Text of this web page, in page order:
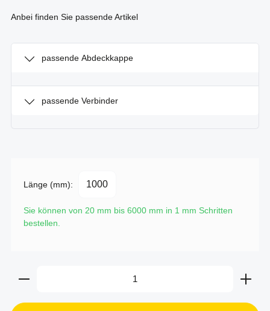
Anbei finden Sie passende Artikel
passende Abdeckkappe
passende Verbinder
Länge (mm):
Sie können von 20 mm bis 6000 mm in 1 mm Schritten
bestellen.
Produkt Anzahl: Gib den gewünschten Wert ein